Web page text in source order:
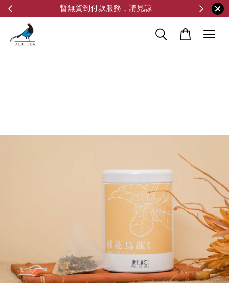
暫無貨到付款服務，請見諒